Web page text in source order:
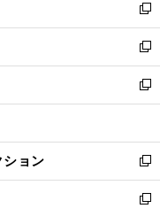
ド
ウ
で
開
く
ィ
ン
ド
ウ
で
開
い
ウ
ィ
ン
ド
ウ
開
く
新
し
い
ウ
ィ
ン
ウ
で
開
く
新
し
い
ウ
ン
ド
ウ
で
新
し
ウ
ィ
ン
ド
ョン
新
し
い
新